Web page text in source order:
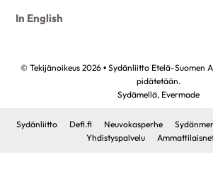
In English
© Tekijänoikeus 2026 • Sydänliitto Etelä-Suomen
pidätetään.
Sydämellä, Evermade
Sydänliitto Defi.fi Neuvokasperhe
Yhdistyspalvelu